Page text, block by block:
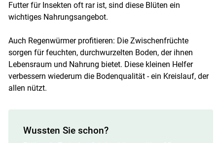
Futter für Insekten oft rar ist, sind diese Blüten ein
wichtiges Nahrungsangebot.
Auch Regenwürmer profitieren: Die Zwischenfrüchte
sorgen für feuchten, durchwurzelten Boden, der ihnen
Lebensraum und Nahrung bietet. Diese kleinen Helfer
verbessern wiederum die Bodenqualität - ein Kreislauf, der
allen nützt.
Wussten Sie schon?